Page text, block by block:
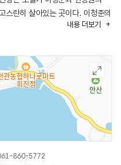
스란히 살아있는 곳이다. 이청준의
하다. 청정 해역과 접해 있어
내용 더보기
061-860-5772